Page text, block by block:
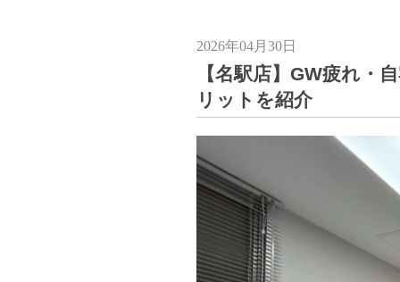
2026年04月30日
【名駅店】GW疲れ・
リットを紹介